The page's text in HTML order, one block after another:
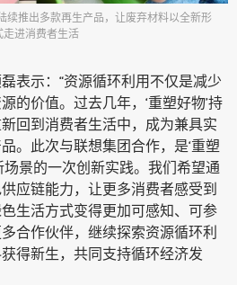
续推出多款再生产品，让废弃材料以全新形
走进消费者生活
表示：“资源循环利用不仅是减少
的价值。过去几年，‘重塑好物’持
回到消费者生活中，成为兼具实
。此次与联想集团合作，是‘重塑
场景的一次创新实践。我们希望通
应链能力，让更多消费者感受到
生活方式变得更加可感知、可参
合作伙伴，继续探索资源循环利
得新生，共同支持循环经济发